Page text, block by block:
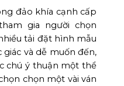
đảo khía cạnh cấp
gia người chọn
tải đặt hình mẫu
và dễ muốn đến,
chú ý thuận một thể
chọn một vài ván